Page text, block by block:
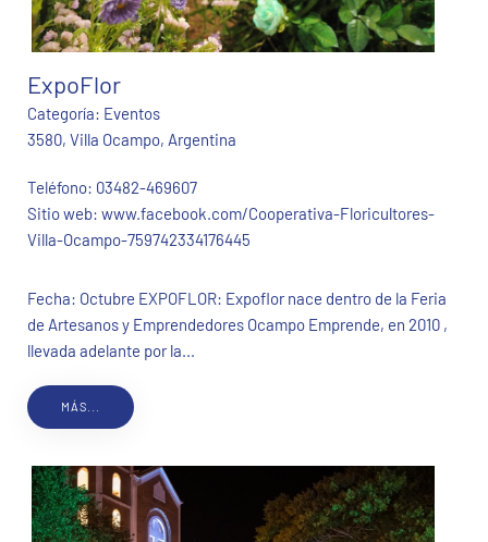
ExpoFlor
Categoría: Eventos
3580, Villa Ocampo, Argentina
Teléfono: 03482-469607
Sitio web: www.facebook.com/Cooperativa-Floricultores-
Villa-Ocampo-759742334176445
Fecha: Octubre EXPOFLOR: Expoflor nace dentro de la Feria
de Artesanos y Emprendedores Ocampo Emprende, en 2010 ,
llevada adelante por la...
MÁS...